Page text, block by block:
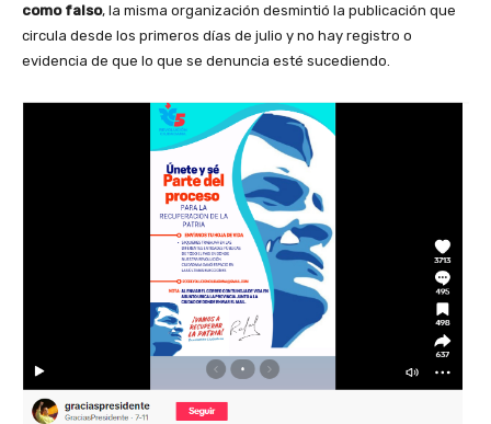
como falso, la misma organización desmintió la publicación que
circula desde los primeros días de julio y no hay registro o
evidencia de que lo que se denuncia esté sucediendo.